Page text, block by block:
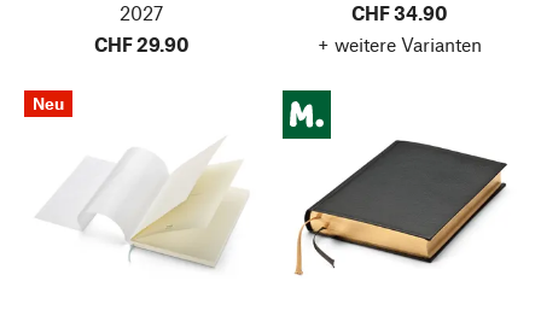
2027
CHF 29.90
CHF 34.90
+ weitere Varianten
Neu